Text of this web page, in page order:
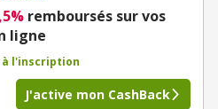
remboursés sur vos
ligne
l'inscription
J'active mon CashBack